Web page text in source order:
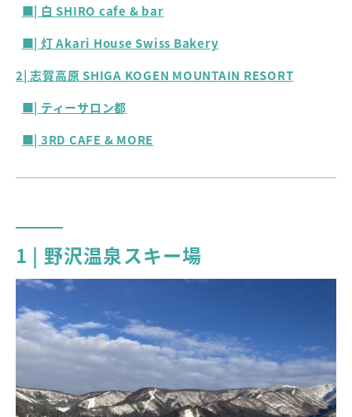
■| 白 SHIRO cafe & bar
■| 灯 Akari House Swiss Bakery
2| 志賀高原 SHIGA KOGEN MOUNTAIN RESORT
■| ティーサロン都
■| 3RD CAFE & MORE
1 | 野沢温泉スキー場